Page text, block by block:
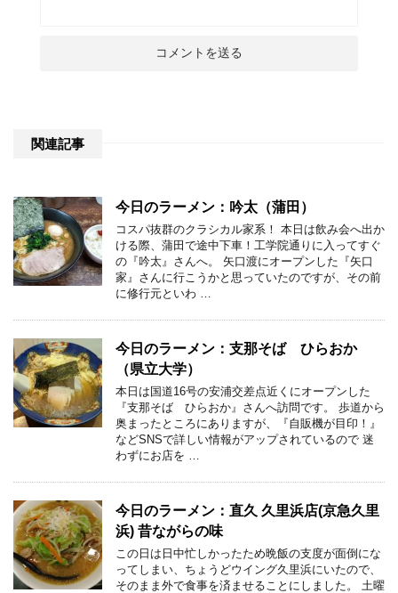
関連記事
今日のラーメン：吟太（蒲田）
コスパ抜群のクラシカル家系！ 本日は飲み会へ出か
ける際、蒲田で途中下車！工学院通りに入ってすぐ
の『吟太』さんへ。 矢口渡にオープンした『矢口
家』さんに行こうかと思っていたのですが、その前
に修行元といわ …
今日のラーメン：支那そば ひらおか
（県立大学）
本日は国道16号の安浦交差点近くにオープンした
『支那そば ひらおか』さんへ訪問です。 歩道から
奥まったところにありますが、『自販機が目印！』
などSNSで詳しい情報がアップされているので 迷
わずにお店を …
今日のラーメン：直久 久里浜店(京急久里
浜) 昔ながらの味
この日は日中忙しかったため晩飯の支度が面倒にな
ってしまい、ちょうどウイング久里浜にいたので、
そのまま外で食事を済ませることにしました。 土曜